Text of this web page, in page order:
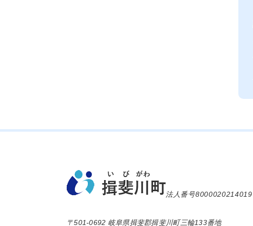
法人番号8000020214019
〒501-0692 岐阜県揖斐郡揖斐川町三輪133番地